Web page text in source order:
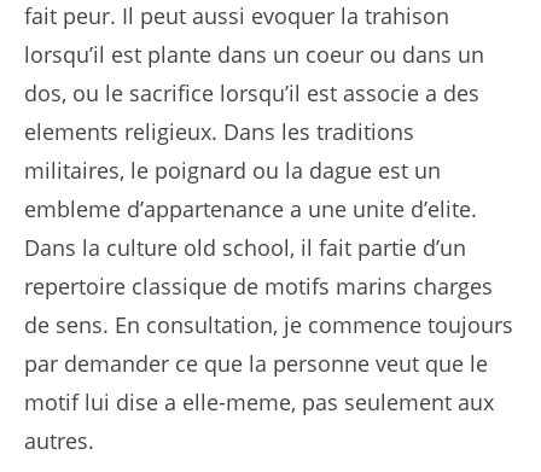
fait peur. Il peut aussi evoquer la trahison
lorsqu’il est plante dans un coeur ou dans un
dos, ou le sacrifice lorsqu’il est associe a des
elements religieux. Dans les traditions
militaires, le poignard ou la dague est un
embleme d’appartenance a une unite d’elite.
Dans la culture old school, il fait partie d’un
repertoire classique de motifs marins charges
de sens. En consultation, je commence toujours
par demander ce que la personne veut que le
motif lui dise a elle-meme, pas seulement aux
autres.